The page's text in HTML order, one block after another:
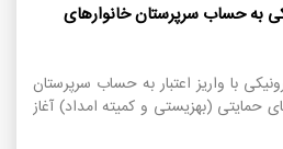
به حساب سرپرستان خانوار‌های
با واریز اعتبار به حساب سرپرستان
(بهزیستی و کمیته امداد) آغاز